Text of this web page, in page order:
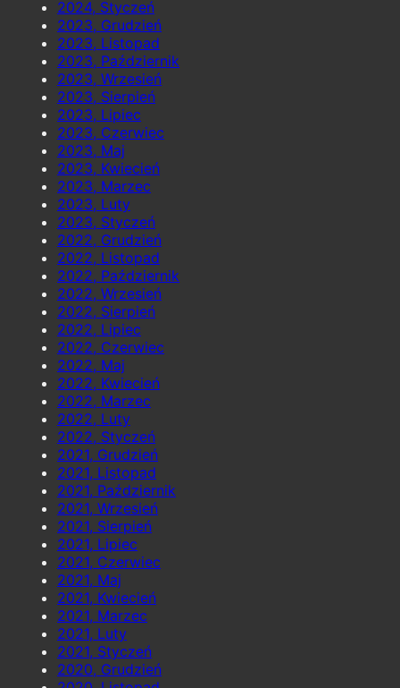
2024, Styczeń
2023, Grudzień
2023, Listopad
2023, Październik
2023, Wrzesień
2023, Sierpień
2023, Lipiec
2023, Czerwiec
2023, Maj
2023, Kwiecień
2023, Marzec
2023, Luty
2023, Styczeń
2022, Grudzień
2022, Listopad
2022, Październik
2022, Wrzesień
2022, Sierpień
2022, Lipiec
2022, Czerwiec
2022, Maj
2022, Kwiecień
2022, Marzec
2022, Luty
2022, Styczeń
2021, Grudzień
2021, Listopad
2021, Październik
2021, Wrzesień
2021, Sierpień
2021, Lipiec
2021, Czerwiec
2021, Maj
2021, Kwiecień
2021, Marzec
2021, Luty
2021, Styczeń
2020, Grudzień